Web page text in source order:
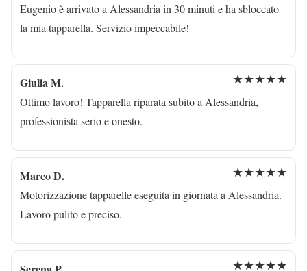
Eugenio è arrivato a Alessandria in 30 minuti e ha sbloccato
la mia tapparella. Servizio impeccabile!
Giulia M. ★★★★★
Ottimo lavoro! Tapparella riparata subito a Alessandria,
professionista serio e onesto.
Marco D. ★★★★★
Motorizzazione tapparelle eseguita in giornata a Alessandria.
Lavoro pulito e preciso.
★★★★★